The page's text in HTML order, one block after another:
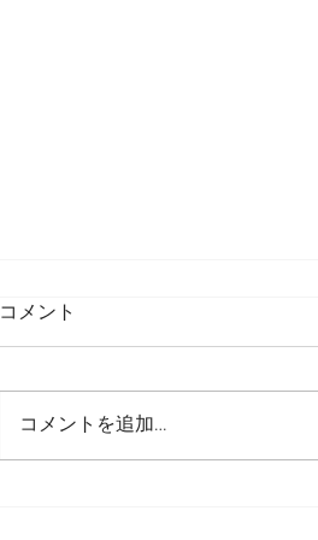
コメント
コメントを追加…